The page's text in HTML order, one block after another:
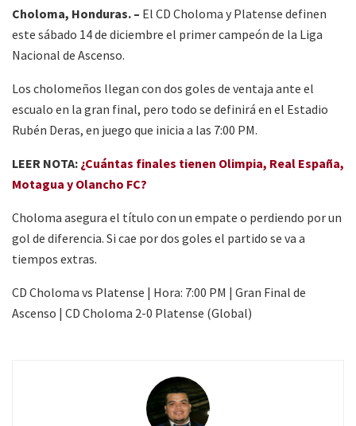
Choloma, Honduras. – El CD Choloma y Platense definen
este sábado 14 de diciembre el primer campeón de la Liga
Nacional de Ascenso.
Los cholomeños llegan con dos goles de ventaja ante el
escualo en la gran final, pero todo se definirá en el Estadio
Rubén Deras, en juego que inicia a las 7:00 PM.
LEER NOTA: ¿Cuántas finales tienen Olimpia, Real España,
Motagua y Olancho FC?
Choloma asegura el título con un empate o perdiendo por un
gol de diferencia. Si cae por dos goles el partido se va a
tiempos extras.
CD Choloma vs Platense | Hora: 7:00 PM | Gran Final de
Ascenso | CD Choloma 2-0 Platense (Global)